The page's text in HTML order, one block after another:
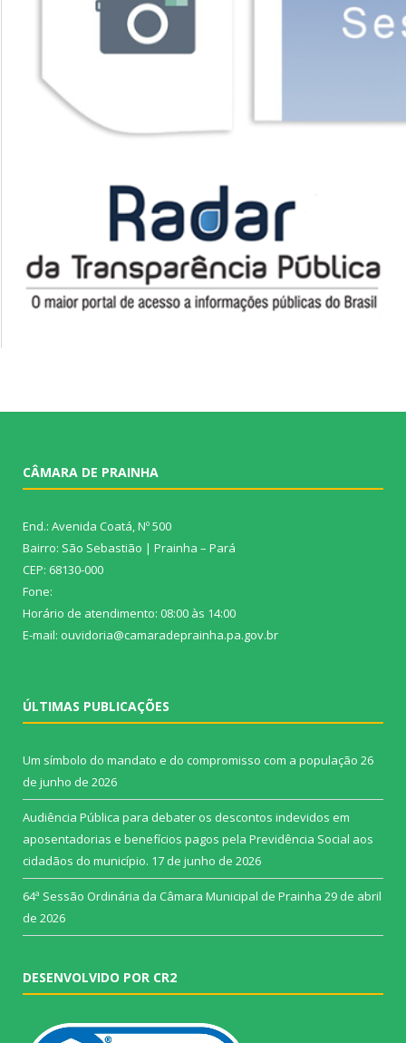
CÂMARA DE PRAINHA
End.: Avenida Coatá, Nº 500
Bairro: São Sebastião | Prainha – Pará
CEP: 68130-000
Fone:
Horário de atendimento: 08:00 às 14:00
E-mail: ouvidoria@camaradeprainha.pa.gov.br
ÚLTIMAS PUBLICAÇÕES
Um símbolo do mandato e do compromisso com a população 26
de junho de 2026
Audiência Pública para debater os descontos indevidos em
aposentadorias e benefícios pagos pela Previdência Social aos
cidadãos do município. 17 de junho de 2026
64ª Sessão Ordinária da Câmara Municipal de Prainha 29 de abril
de 2026
DESENVOLVIDO POR CR2